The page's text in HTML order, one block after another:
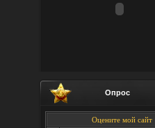
Опрос
Оцените мой сайт